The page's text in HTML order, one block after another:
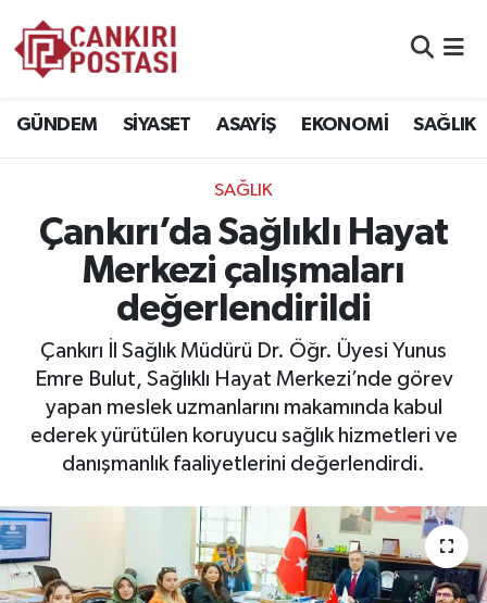
GÜNDEM SİYASET ASAYİŞ EKONOMİ SAĞLIK
SAĞLIK
Çankırı’da Sağlıklı Hayat
Merkezi çalışmaları
değerlendirildi
Çankırı İl Sağlık Müdürü Dr. Öğr. Üyesi Yunus
Emre Bulut, Sağlıklı Hayat Merkezi’nde görev
yapan meslek uzmanlarını makamında kabul
ederek yürütülen koruyucu sağlık hizmetleri ve
danışmanlık faaliyetlerini değerlendirdi.
EKONOMİ
SAĞLIK
SPOR
EĞİTİM
YAŞAM
İLÇELER
Trafik Durumu
Süper Lig Puan Durumu ve Fikstür
Tüm Manşetler
Son Dakika Haberleri
Haber Arşivi